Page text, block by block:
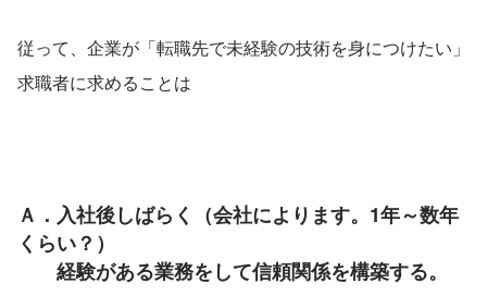
従って、企業が「転職先で未経験の技術を身につけたい」
求職者に求めることは
Ａ．入社後しばらく（会社によります。1年～数年
くらい？）
経験がある業務をして信頼関係を構築する。